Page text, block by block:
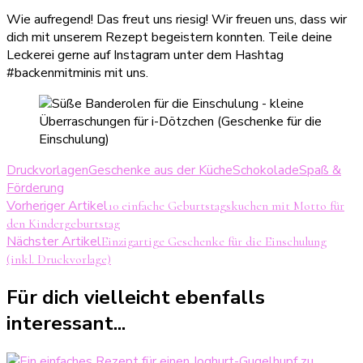
Wie aufregend! Das freut uns riesig! Wir freuen uns, dass wir
dich mit unserem Rezept begeistern konnten. Teile deine
Leckerei gerne auf Instagram unter dem Hashtag
#backenmitminis mit uns.
DruckvorlagenGeschenke aus der KücheSchokoladeSpaß &
Förderung
Beitragsnavigation
Vorheriger Artikel10 einfache Geburtstagskuchen mit Motto für
den Kindergeburtstag
Nächster ArtikelEinzigartige Geschenke für die Einschulung
(inkl. Druckvorlage)
Für dich vielleicht ebenfalls
interessant...